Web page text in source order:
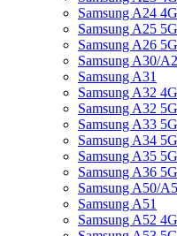
Samsung A24 4G
Samsung A25 5G
Samsung A26 5G
Samsung A30/
Samsung A31
Samsung A32 4G
Samsung A32 5G
Samsung A33 5G
Samsung A34 5G
Samsung A35 5G
Samsung A36 5G
Samsung A50/
Samsung A51
Samsung A52